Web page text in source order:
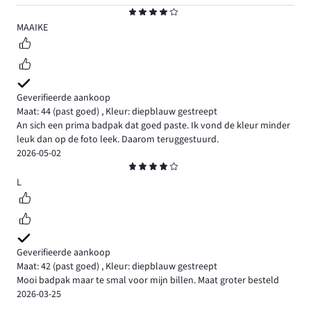
4
MAAIKE
Geverifieerde aankoop
Maat: 44 (past goed) , Kleur: diepblauw gestreept
An sich een prima badpak dat goed paste. Ik vond de kleur minder
leuk dan op de foto leek. Daarom teruggestuurd.
2026-05-02
4L
Geverifieerde aankoop
Maat: 42 (past goed) , Kleur: diepblauw gestreept
Mooi badpak maar te smal voor mijn billen. Maat groter besteld
2026-03-25